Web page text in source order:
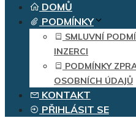
DOMŮ
PODMÍNKY
SMLUVNÍ
INZERCI
PODMÍNKY
OSOBNÍCH ÚDAJŮ
KONTAKT
PŘIHLÁSIT SE